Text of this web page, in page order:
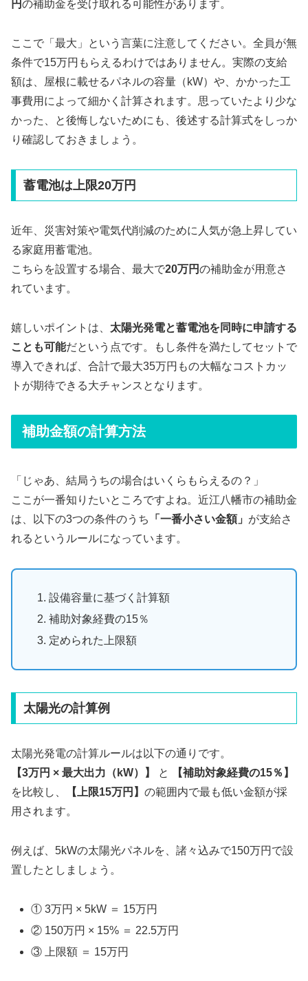
円の補助金を受け取れる可能性があります。
ここで「最大」という言葉に注意してください。全員が無
条件で15万円もらえるわけではありません。実際の支給
額は、屋根に載せるパネルの容量（kW）や、かかった工
事費用によって細かく計算されます。思っていたより少な
かった、と後悔しないためにも、後述する計算式をしっか
り確認しておきましょう。
蓄電池は上限20万円
近年、災害対策や電気代削減のために人気が急上昇してい
る家庭用蓄電池。
こちらを設置する場合、最大で20万円の補助金が用意さ
れています。
嬉しいポイントは、 太陽光発電と蓄電池を同時に申請する
ことも可能だという点です。もし条件を満たしてセットで
導入できれば、合計で最大35万円もの大幅なコストカッ
トが期待できる大チャンスとなります。
補助金額の計算方法
「じゃあ、結局うちの場合はいくらもらえるの？」
ここが一番知りたいところですよね。近江八幡市の補助金
は、以下の3つの条件のうち
「一番小さい金額」 が支給さ
れるというルールになっています。
設備容量に基づく計算額
補助対象経費の15％
定められた上限額
太陽光の計算例
太陽光発電の計算ルールは以下の通りです。
【3万円 × 最大出力（kW）】
と
【補助対象経費の15％】
を比較し、
【上限15万円】 の範囲内で最も低い金額が採
用されます。
例えば、5kWの太陽光パネルを、諸々込みで150万円で設
置したとしましょう。
① 3万円 × 5kW ＝ 15万円
② 150万円 × 15% ＝ 22.5万円
③ 上限額 ＝ 15万円